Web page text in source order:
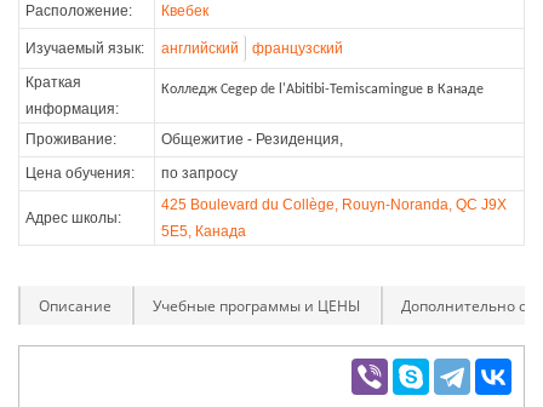
Расположение:
Квебек
Изучаемый язык: английский
французский
Краткая
информация:
Колледж Cegep de l'Abitibi-Temiscamingue в Канаде
Проживание:
Общежитие - Резиденция,
Цена обучения:
по запросу
Адрес школы:
425 Boulevard du Collège, Rouyn-Noranda, QC J9X
5E5, Канада
Описание Учебные программы и ЦЕНЫ Дополнительно